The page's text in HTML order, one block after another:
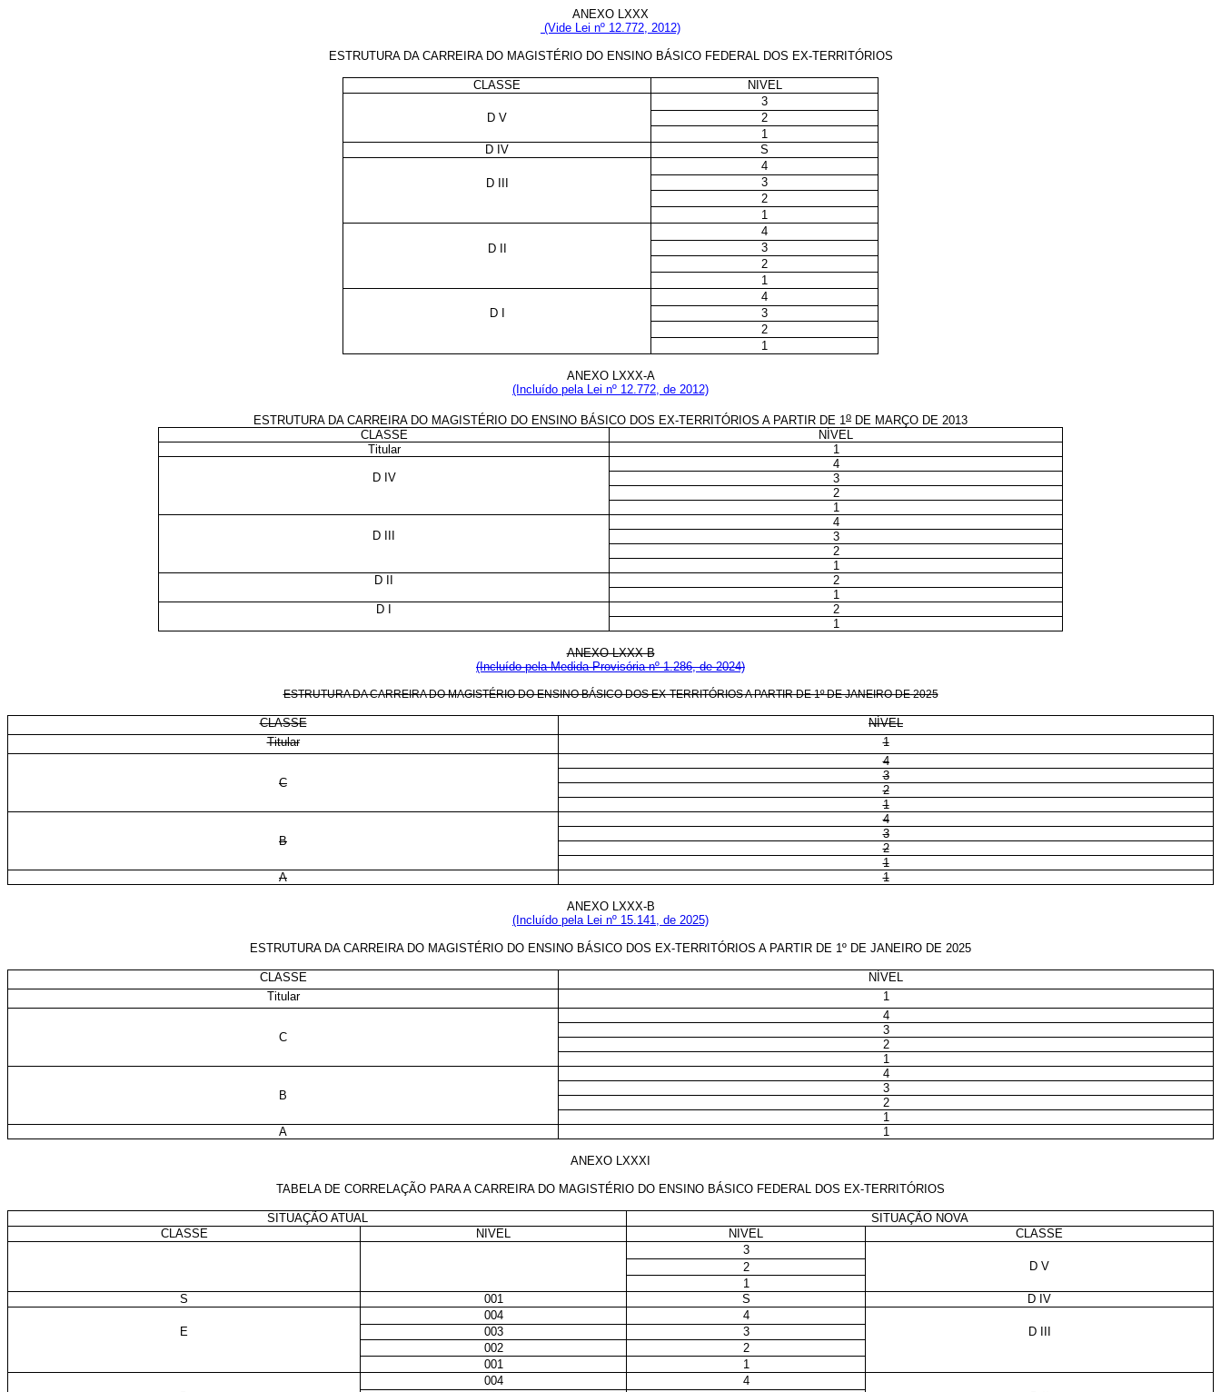
ANEXO LXXX
(Vide Lei nº 12.772, 2012)
ESTRUTURA DA CARREIRA DO MAGISTÉRIO DO ENSINO BÁSICO FEDERAL DOS EX-TERRITÓRIOS
CLASSE
NIVEL
3
D V
2
1
D IV
S
4
D III
3
2
1
4
D II
3
2
1
4
D I
3
2
1
ANEXO LXXX-A
(Incluído pela Lei nº 12.772, de 2012)
ESTRUTURA DA CARREIRA DO MAGISTÉRIO DO ENSINO BÁSICO DOS EX-TERRITÓRIOS A PARTIR DE 1o DE MARÇO DE 2013
CLASSE
NÍVEL
Titular
1
4
D IV
3
2
1
4
D III
3
2
1
D II
2
1
D I
2
1
ANEXO LXXX-B
(Incluído pela Medida Provisória nº 1.286, de 2024)
ESTRUTURA DA CARREIRA DO MAGISTÉRIO DO ENSINO BÁSICO DOS EX-TERRITÓRIOS A PARTIR DE 1º DE JANEIRO DE 2025
CLASSE
NÍVEL
Titular
1
C
4
3
2
1
B
4
3
2
1
A
1
ANEXO LXXX-B
(Incluído pela Lei nº 15.141, de 2025)
ESTRUTURA DA CARREIRA DO MAGISTÉRIO DO ENSINO BÁSICO DOS EX-TERRITÓRIOS A PARTIR DE 1º DE JANEIRO DE 2025
CLASSE
NÍVEL
Titular
1
C
4
3
2
1
B
4
3
2
1
A
1
ANEXO LXXXI
TABELA DE CORRELAÇÃO PARA A CARREIRA DO MAGISTÉRIO DO ENSINO BÁSICO FEDERAL DOS EX-TERRITÓRIOS
SITUAÇÃO ATUAL
SITUAÇÃO NOVA
CLASSE
NIVEL NIVEL
CLASSE
3
2
D V
1
S
001 S
D IV
004
4
E
003 3
D III
002
2
001
1
004
4